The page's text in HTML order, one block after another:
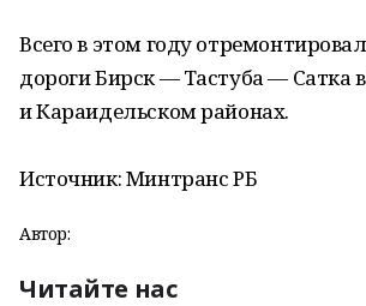
Всего в этом году
дороги Бирск — Тастуба —
и Караидельском районах.
Источник: Минтранс РБ
Автор:
Читайте нас